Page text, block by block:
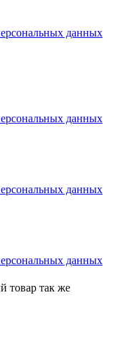
данных
данных
данных
данных
товар так же